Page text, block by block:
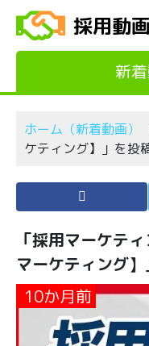
採用動
新
ホーム（新着動画）
ケティング】」を投
「採用マーケテ
マーケティング
10か月前